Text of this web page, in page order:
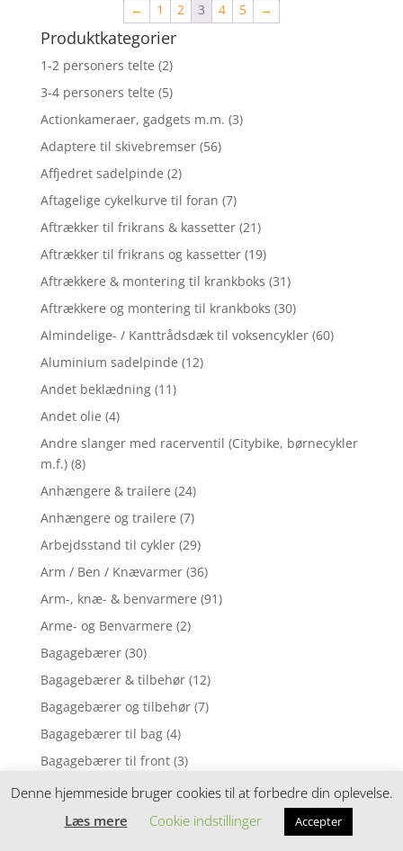
← 1 2 3 4 5 →
Produktkategorier
1-2 personers telte (2)
3-4 personers telte (5)
Actionkameraer, gadgets m.m. (3)
Adaptere til skivebremser (56)
Affjedret sadelpinde (2)
Aftagelige cykelkurve til foran (7)
Aftrækker til frikrans & kassetter (21)
Aftrækker til frikrans og kassetter (19)
Aftrækkere & montering til krankboks (31)
Aftrækkere og montering til krankboks (30)
Almindelige- / Kanttrådsdæk til voksencykler (60)
Aluminium sadelpinde (12)
Andet beklædning (11)
Andet olie (4)
Andre slanger med racerventil (Citybike, børnecykler
m.f.) (8)
Anhængere & trailere (24)
Anhængere og trailere (7)
Arbejdsstand til cykler (29)
Arm / Ben / Knævarmer (36)
Arm-, knæ- & benvarmere (91)
Arme- og Benvarmere (2)
Bagagebærer (30)
Bagagebærer & tilbehør (12)
Bagagebærer og tilbehør (7)
Bagagebærer til bag (4)
Bagagebærer til front (3)
Baghjul med indvendige gear til voksencykler (1)
Baghjul til MTB cykler 26" (1)
Denne hjemmeside bruger cookies til at forbedre din oplevelse.
Læs mere
Cookie indstillinger Accepter